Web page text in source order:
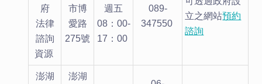
府
法律
諮詢
資源
市博
愛路
275號
週五
08：00-
17：00
089-
347550
立之網站預約
諮詢
澎湖
澎湖